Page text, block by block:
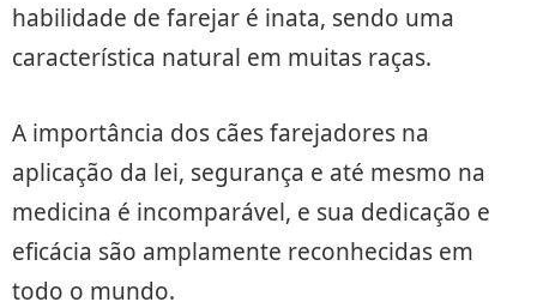
habilidade de farejar é inata, sendo uma
característica natural em muitas raças.
A importância dos cães farejadores na
aplicação da lei, segurança e até mesmo na
medicina é incomparável, e sua dedicação e
eficácia são amplamente reconhecidas em
todo o mundo.